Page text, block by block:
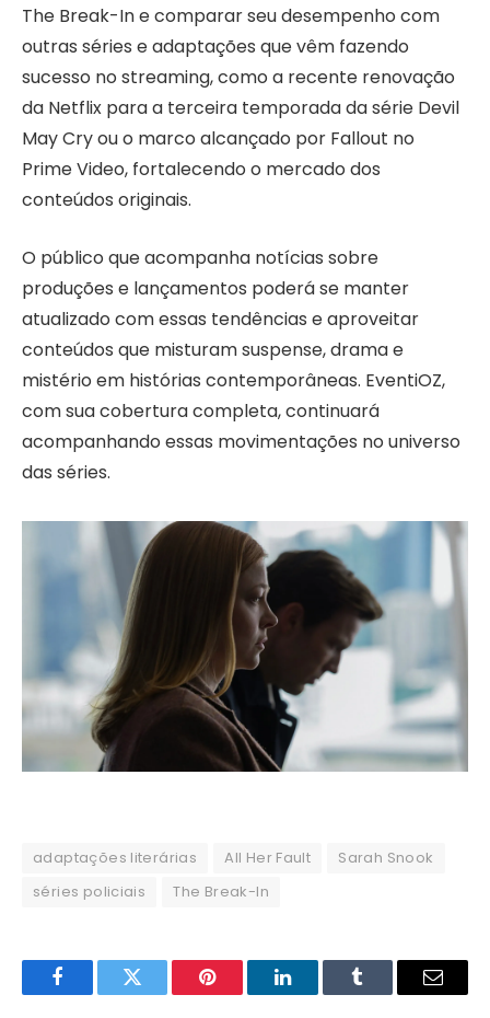
The Break-In e comparar seu desempenho com
outras séries e adaptações que vêm fazendo
sucesso no streaming, como a recente renovação
da Netflix para a terceira temporada da série Devil
May Cry ou o marco alcançado por Fallout no
Prime Video, fortalecendo o mercado dos
conteúdos originais.
O público que acompanha notícias sobre
produções e lançamentos poderá se manter
atualizado com essas tendências e aproveitar
conteúdos que misturam suspense, drama e
mistério em histórias contemporâneas. EventiOZ,
com sua cobertura completa, continuará
acompanhando essas movimentações no universo
das séries.
adaptações literárias All Her Fault
Sarah Snook
séries policiais
The Break-In
FacebookTwitter Pinterest LinkedInTumblr Email